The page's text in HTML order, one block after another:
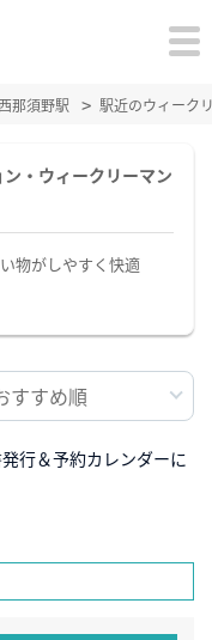
那須野駅 駅近のウィーク
・ウィークリーマン
物がしやすく快適
行＆予約カレンダーに